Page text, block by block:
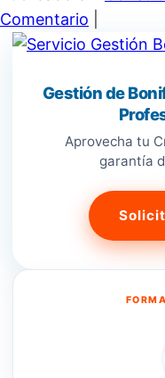
Comentario
Gestión de
Aprovecha tu
garantía